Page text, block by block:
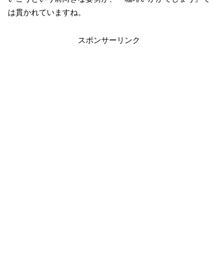
は貫かれていますね。
スポンサーリンク